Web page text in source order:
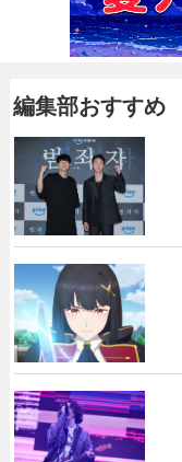
編集部おすすめ